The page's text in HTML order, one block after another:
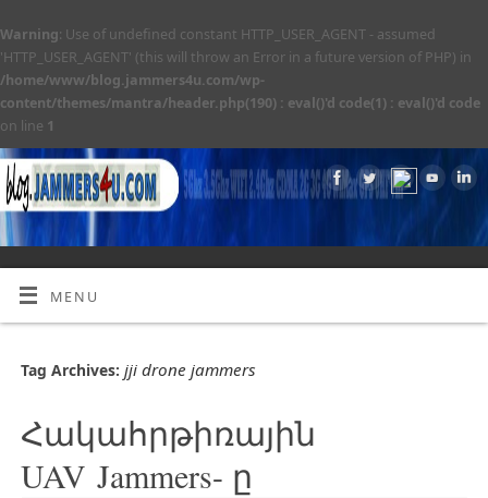
Warning: Use of undefined constant HTTP_USER_AGENT - assumed
'HTTP_USER_AGENT' (this will throw an Error in a future version of PHP) in
/home/www/blog.jammers4u.com/wp-
content/themes/mantra/header.php(190) : eval()'d code(1) : eval()'d code
on line 1
MENU
Tag Archives: jji drone jammers
Հակահրթիռային
UAV Jammers- ը